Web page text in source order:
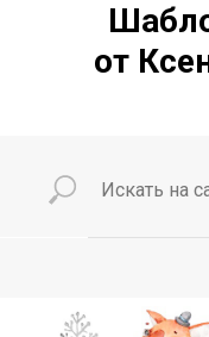
от